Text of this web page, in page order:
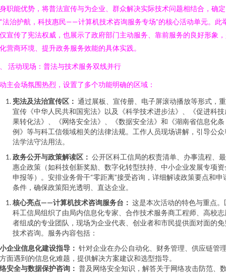
职能优势，将普法宣传与为企业、群众解决实际技术问题相结合，确定
法治护航，科技惠民——计算机技术咨询服务专场”的核心活动单元。此
宣传了宪法权威，也展示了政府部门主动服务、靠前服务的良好形象
营商环境、提升政务服务效能的具体实践。
活动现场：普法与技术服务双线并行
主会场氛围热烈，设置了多个功能明确的区域：
宪法及法治宣传区： 通过展板、宣传册、电子屏滚动播放等形式，
宣传《中华人民共和国宪法》以及《科学技术进步法》、《促进科技
果转化法》、《网络安全法》、《数据安全法》和《湖南省信息化条
例》等与科工信领域相关的法律法规。工作人员现场讲解，引导公众
法学法守法用法。
政务公开与政策解读区： 公开区科工信局的权责清单、办事流程、
惠企政策（如科技创新奖励、数字化转型扶持、中小企业发展专项资
申报等）。安排业务骨干“零距离”接受咨询，详细解读政策要点和申
条件，确保政策阳光透明、直达企业。
核心亮点——计算机技术咨询服务台： 这是本次活动的特色与重点。
科工信局组织了由局内信息化专家、合作技术服务商工程师、高校志
者组成的专业团队，现场为企业代表、创业者和市民提供面对面的免
技术咨询。服务内容包括：
企业信息化建设指导： 针对企业在办公自动化、财务管理、供应链管
面遇到的信息化难题，提供解决方案建议和选型指导。
安全与数据保护咨询： 普及网络安全知识，解答关于网络攻击防范、